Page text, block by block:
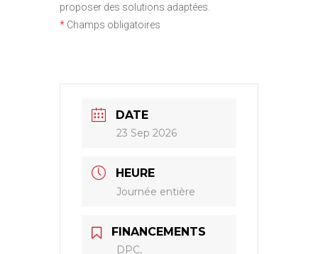
proposer des solutions adaptées.
* Champs obligatoires
DATE
23 Sep 2026
HEURE
Journée entière
FINANCEMENTS
DPC,